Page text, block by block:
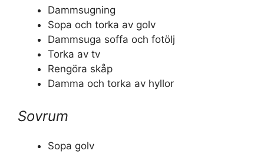
Dammsugning
Sopa och torka av golv
Dammsuga soffa och fotölj
Torka av tv
Rengöra skåp
Damma och torka av hyllor
Sovrum
Sopa golv